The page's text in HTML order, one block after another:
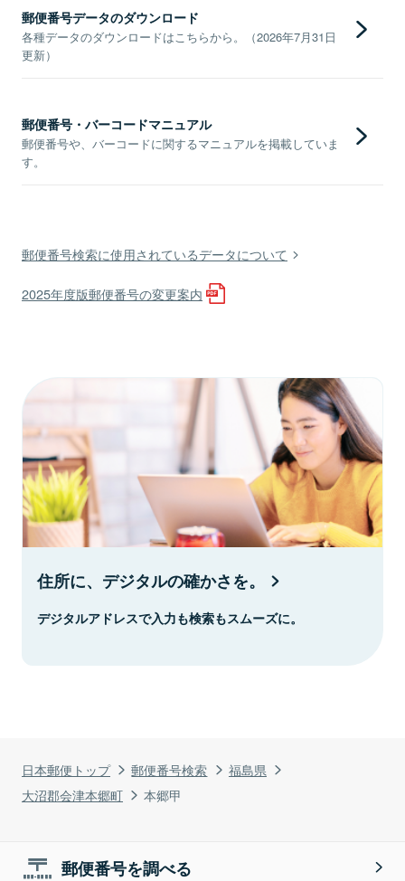
日本郵便トップ 郵便番号検索
福島県
大沼郡会津本郷町
本郷甲
郵便番号データのダウンロード
各種データのダウンロードはこちらから。（2026年7月31日
更新）
郵便番号・バーコードマニュアル
郵便番号や、バーコードに関するマニュアルを掲載していま
す。
郵便番号検索に使用されているデータについて
2025年度版郵便番号の変更案内
住所に、デジタルの確かさを。
デジタルアドレスで入力も検索もスムーズに。
郵便番号を調べる